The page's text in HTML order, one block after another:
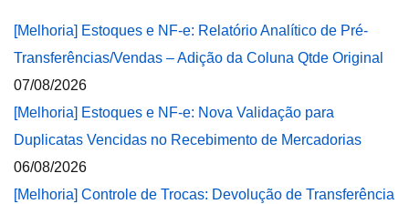
[Melhoria] Estoques e NF-e: Relatório Analítico de Pré-
Transferências/Vendas – Adição da Coluna Qtde Original
07/08/2026
[Melhoria] Estoques e NF-e: Nova Validação para
Duplicatas Vencidas no Recebimento de Mercadorias
06/08/2026
[Melhoria] Controle de Trocas: Devolução de Transferência